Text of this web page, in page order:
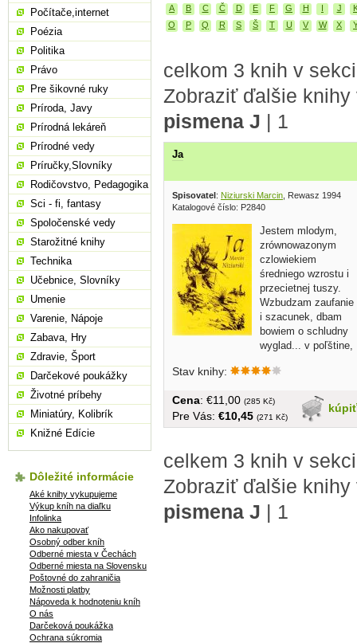
A B C Č D E F G H I J
O
P Q R S Š T U V W X
celkom 3 knih v
Zobraziť ďalšie
pismena J | 1
Ja
Spisovatel: Niziurski Marcin , Rewasz 1994
Katalogové číslo: P2840
Jestem mlodym,
zrównowazonym
czlowiekiem
średniego wzrostu i
przecietnej tuszy.
Wzbudzam zaufanie
i szacunek, dbam
bowiem o schludny
wyglad... v poľštine,
Stav knihy:
kúpiť
Cena: €11,00 (285 Kč)
Pre Vás: €10,45 (271 Kč)
celkem 3 knih v
Zobraziť ďalšie
pismena J | 1
Počítače,internet
Poézia
Politika
Právo
Pre šikovné ruky
Príroda, Javy
Prírodná lekáreň
Prírodné vedy
Príručky,Slovníky
Rodičovstvo, Pedagogika
Sci - fi, fantasy
Spoločenské vedy
Starožitné knihy
Technika
Učebnice, Slovníky
Umenie
Varenie, Nápoje
Zabava, Hry
Zdravie, Šport
Darčekové poukážky
Životné príbehy
Miniatúry, Kolibrík
Knižné Edície
Dôležité informácie
Aké knihy vykupujeme
Výkup kníh na diaľku
Infolinka
Ako nakupovať
Osobný odber kníh
Odberné miesta v Čechách
Odberné miesta na Slovensku
Poštovné do zahraničia
Možnosti platby
Nápoveda k hodnoteniu kníh
O nás
Darčeková poukážka
Ochrana súkromia